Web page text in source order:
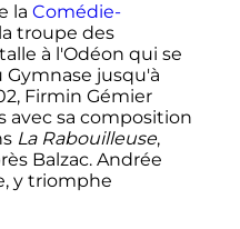
la Comédie-
troupe des
à l'Odéon qui se
jusqu'à
Firmin Gémier
avec sa composition
La Rabouilleuse,
Balzac. Andrée
y triomphe